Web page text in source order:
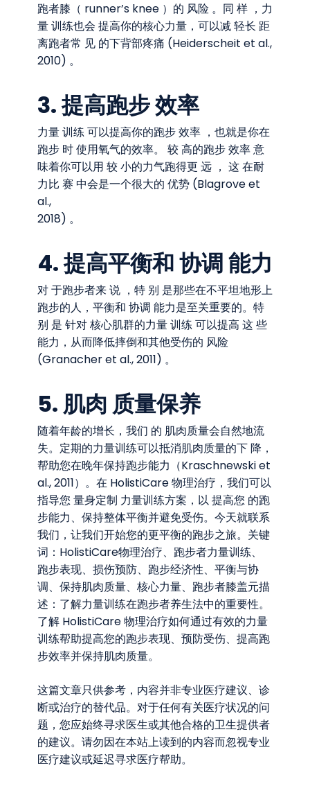
跑者膝（ runner’s knee ）的 ⻛险 。同 样 ，⼒
量 训练也会 提⾼你的核⼼⼒量，可以减 轻⻓ 距
离跑者常 ⻅ 的下背部疼痛 (Heiderscheit et al.,
2010) 。
3. 提⾼跑步 效率
⼒量 训练 可以提⾼你的跑步 效率 ，也就是你在
跑步 时 使⽤氧⽓的效率。 较 ⾼的跑步 效率 意
味着你可以⽤ 较 ⼩的⼒⽓跑得更 远 ， 这 在耐
⼒比 赛 中会是⼀个很⼤的 优势 (Blagrove et
al.,
2018) 。
4. 提⾼平衡和 协调 能⼒
对 于跑步者来 说 ，特 别 是那些在不平坦地形上
跑步的⼈，平衡和 协调 能⼒是至关重要的。特
别 是 针对 核⼼肌群的⼒量 训练 可以提⾼ 这 些
能⼒，从⽽降低摔倒和其他受伤的 ⻛险
(Granacher et al., 2011) 。
5. 肌⾁ 质量保养
随着年龄的增⻓，我们 的 肌⾁质量会⾃然地流
失。定期的⼒量训练可以抵消肌⾁质量的下 降，
帮助您在晚年保持跑步能⼒（Kraschnewski et
al., 2011）。在 HolistiCare 物理治疗，我们可以
指导您 量⾝定制 ⼒量训练⽅案，以 提⾼您 的跑
步能⼒、保持整体平衡并避免受伤。今天就联系
我们，让我们开始您的更平衡的跑步之旅。关键
词：HolistiCare物理治疗、跑步者⼒量训练、
跑步表现、损伤预防、跑步经济性、平衡与协
调、保持肌⾁质量、核⼼⼒量、跑步者膝盖元描
述：了解⼒量训练在跑步者养⽣法中的重要性。
了解 HolistiCare 物理治疗如何通过有效的⼒量
训练帮助提⾼您的跑步表现、预防受伤、提⾼跑
步效率并保持肌⾁质量。
这篇文章只供参考，内容并非专业医疗建议、诊
断或治疗的替代品。对于任何有关医疗状况的问
题，您应始终寻求医生或其他合格的卫生提供者
的建议。请勿因在本站上读到的内容而忽视专业
医疗建议或延迟寻求医疗帮助。